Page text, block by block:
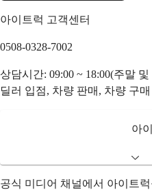
아이트럭 고객센터
0508-0328-7002
상담시간: 09:00 ~ 18:00(주말
딜러 입점, 차량 판매, 차량 구
아
공식 미디어 채널에서 아이트